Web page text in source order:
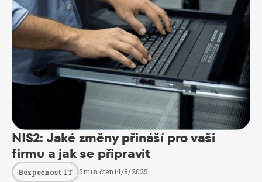
NIS2: Jaké změny přináší pro vaši
firmu a jak se připravit
Bezpečnost IT 5min čtení·1/8/2025